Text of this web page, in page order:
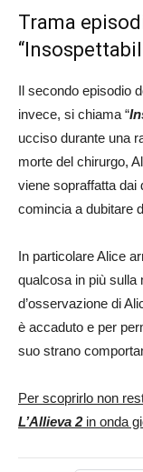
Trama
Il secondo episodio
invece, si chiama “
ucciso durante una
morte del chirurgo,
viene sopraffatta dai
comincia a dubitare
In particolare Alice
qualcosa in più sulla
d’osservazione di
è accaduto e per
suo strano
Per scoprirlo non
L’Allieva 2in onda